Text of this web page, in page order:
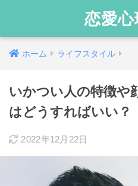
恋愛
ホーム ライフスタイル
いかつい人の特徴や
はどうすればいい？
2022年12月22日